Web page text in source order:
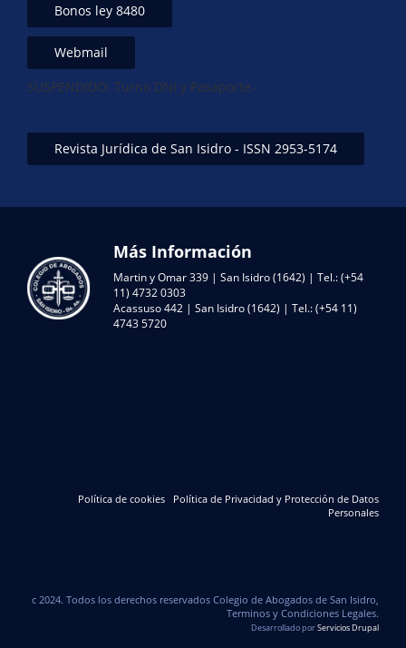
Bonos ley 8480
Webmail
SUSPENDIDO: Turno DNI y Pasaporte-
Revista Jurídica de San Isidro - ISSN 2953-5174
Más Información
Martin y Omar 339 | San Isidro (1642) | Tel.: (+54
11) 4732 0303
Acassuso 442 | San Isidro (1642) | Tel.: (+54 11)
4743 5720
Política de cookies
Política de Privacidad y Protección de Datos
Personales
c 2024. Todos los derechos reservados Colegio de Abogados de San Isidro,
Terminos y Condiciones Legales.
Desarrollado porServicios Drupal